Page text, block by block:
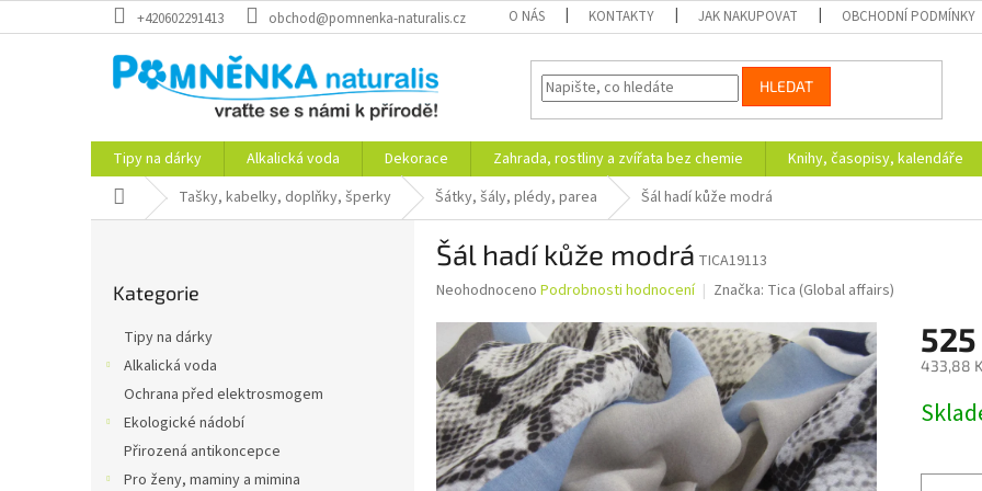
na
+420602291413 obchod@pomnenka-naturalis.cz O NÁS KONTAKTY JAK NAKUPOVAT OBCHODNÍ PODMÍNKY
HLEDAT
Tipy na dárky Alkalická voda Dekorace Zahrada, rostliny a zvířata bez chemie Knihy, časopisy, kalendáře
Domů Tašky, kabelky, doplňky, šperky Šátky, šály, plédy, parea Šál hadí kůže modrá
kategorie
Kategorie
Tipy na dárky
Alkalická voda
Ochrana před elektrosmogem
Ekologické nádobí
Přirozená antikoncepce
Pro ženy, maminy a mimina
Šál hadí kůže modrá TICA19113
Průměrné
produktu
je
0,0
z
5
hvězdiček.
Neohodnoceno Podrobnosti hodnocení Značka: Tica (Global affairs)
525
433,88
cena: